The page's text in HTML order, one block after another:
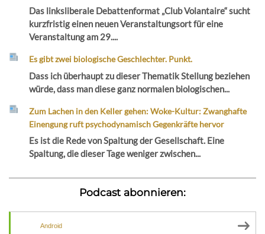
Das linksliberale Debattenformat „Club Volantaire“ sucht
kurzfristig einen neuen Veranstaltungsort für eine
Veranstaltung am 29....
Es gibt zwei biologische Geschlechter. Punkt.
Dass ich überhaupt zu dieser Thematik Stellung beziehen
würde, dass man diese ganz normalen biologischen...
Zum Lachen in den Keller gehen: Woke-Kultur: Zwanghafte
Einengung ruft psychodynamisch Gegenkräfte hervor
Es ist die Rede von Spaltung der Gesellschaft. Eine
Spaltung, die dieser Tage weniger zwischen...
Podcast abonnieren:
Android